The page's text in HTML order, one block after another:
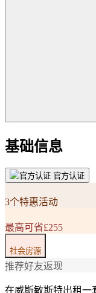
基础信息
官方认证
3个特惠活动
最高可省£255
社会房源
推荐好友返现
在威斯敏斯特出租一